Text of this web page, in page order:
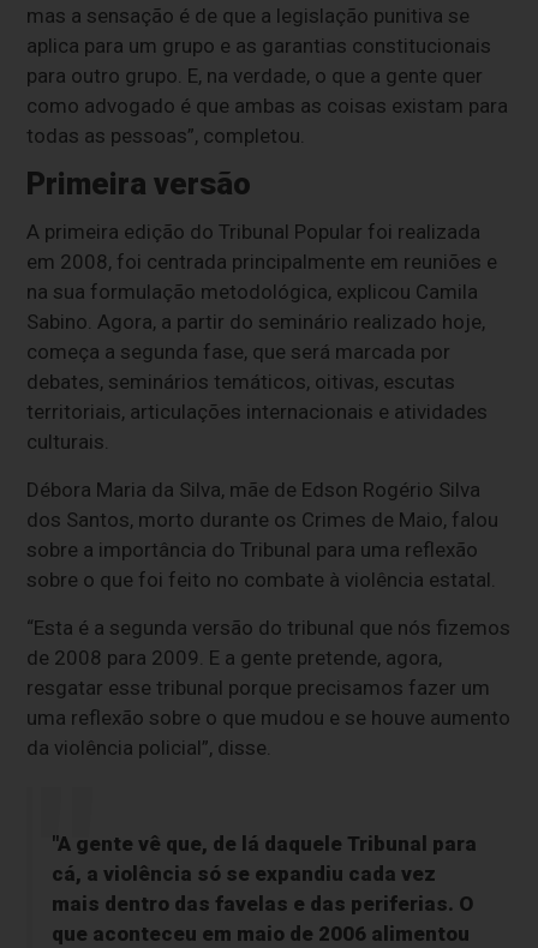
mas a sensação é de que a legislação punitiva se
aplica para um grupo e as garantias constitucionais
para outro grupo. E, na verdade, o que a gente quer
como advogado é que ambas as coisas existam para
todas as pessoas”, completou.
Primeira versão
A primeira edição do Tribunal Popular foi realizada
em 2008, foi centrada principalmente em reuniões e
na sua formulação metodológica, explicou Camila
Sabino. Agora, a partir do seminário realizado hoje,
começa a segunda fase, que será marcada por
debates, seminários temáticos, oitivas, escutas
territoriais, articulações internacionais e atividades
culturais.
Débora Maria da Silva, mãe de Edson Rogério Silva
dos Santos, morto durante os Crimes de Maio, falou
sobre a importância do Tribunal para uma reflexão
sobre o que foi feito no combate à violência estatal.
“Esta é a segunda versão do tribunal que nós fizemos
de 2008 para 2009. E a gente pretende, agora,
resgatar esse tribunal porque precisamos fazer um
uma reflexão sobre o que mudou e se houve aumento
da violência policial”, disse.
"A gente vê que, de lá daquele Tribunal para
cá, a violência só se expandiu cada vez
mais dentro das favelas e das periferias. O
que aconteceu em maio de 2006 alimentou